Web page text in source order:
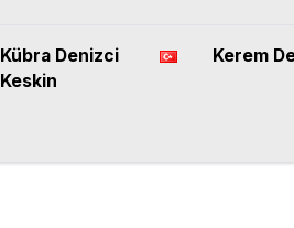
Kübra Denizci
Keskin
Kerem